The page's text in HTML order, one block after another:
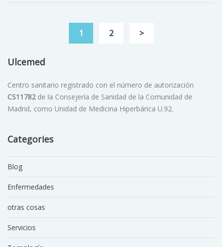
1 2 >
Ulcemed
Centro sanitario registrado con el número de autorización
CS11782de la Consejería de Sanidad de la Comunidad de
Madrid, como Unidad de Medicina Hiperbárica U.92.
Categories
Blog
Enfermedades
otras cosas
Servicios